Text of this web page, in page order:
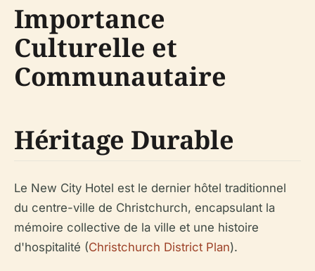
Importance
Culturelle et
Communautaire
Héritage Durable
Le New City Hotel est le dernier hôtel traditionnel
du centre-ville de Christchurch, encapsulant la
mémoire collective de la ville et une histoire
d'hospitalité (Christchurch District Plan).